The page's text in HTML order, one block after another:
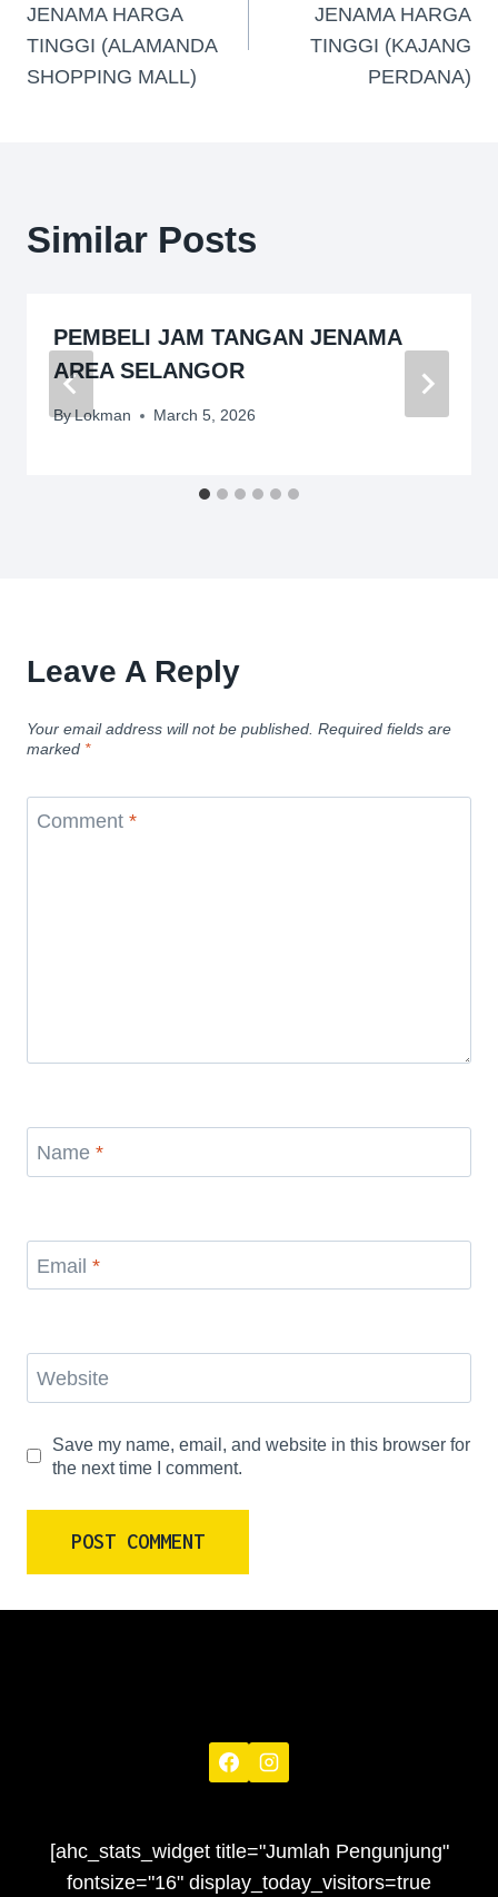
JENAMA HARGA
TINGGI (ALAMANDA
SHOPPING MALL)
JENAMA HARGA
TINGGI (KAJANG
PERDANA)
Similar Posts
PEMBELI JAM TANGAN JENAMA
AREA SELANGOR
ByLokman March 5, 2026
Leave A Reply
Your email address will not be published. Required fields are
marked *
Comment *
Name *
Email *
Website
Save my name, email, and website in this browser for
the next time I comment.
[ahc_stats_widget title="Jumlah Pengunjung"
fontsize="16" display_today_visitors=true